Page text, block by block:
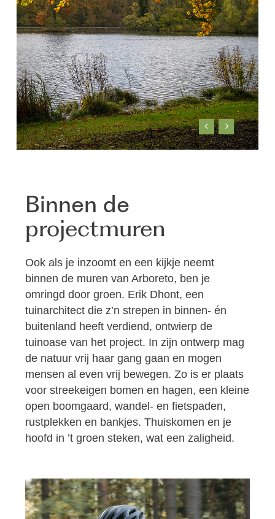
Binnen de
projectmuren
Ook als je inzoomt en een kijkje neemt
binnen de muren van Arboreto, ben je
omringd door groen. Erik Dhont, een
tuinarchitect die z’n strepen in binnen- én
buitenland heeft verdiend, ontwierp de
tuinoase van het project. In zijn ontwerp mag
de natuur vrij haar gang gaan en mogen
mensen al even vrij bewegen. Zo is er plaats
voor streekeigen bomen en hagen, een kleine
open boomgaard, wandel- en fietspaden,
rustplekken en bankjes. Thuiskomen en je
hoofd in ’t groen steken, wat een zaligheid.